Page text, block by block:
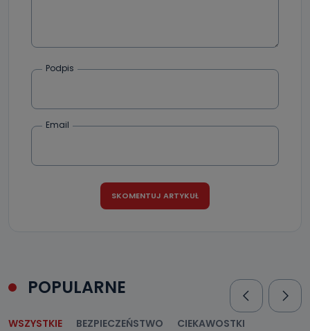
Podpis
Email
POPULARNE
WSZYSTKIE BEZPIECZEŃSTWO
CIEKAWOSTKI